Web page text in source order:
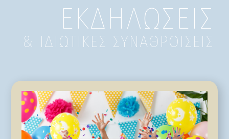
ΕΚΔΗΛΩΣΕΙΣ
& ΙΔΙΩΤΙΚΕΣ ΣΥΝΑΘΡΟΙΣΕΙΣ